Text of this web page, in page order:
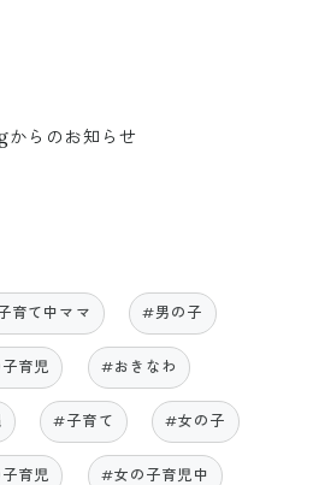
らのお知らせ
育て中ママ #男の子
育児 #おきなわ
#子育て #女の子
育児 #女の子育児中